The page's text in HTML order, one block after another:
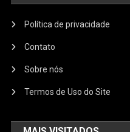
Política de privacidade
Contato
Sobre nós
Termos de Uso do Site